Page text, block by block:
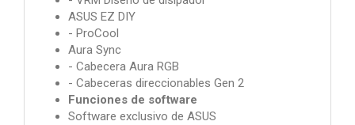
ASUS EZ DIY
- ProCool
Aura Sync
- Cabecera Aura RGB
- Cabeceras direccionables Gen 2
Funciones de software
Software exclusivo de ASUS